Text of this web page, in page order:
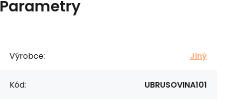
Parametry
Výrobce: Jiný
Kód: UBRUSOVINA101